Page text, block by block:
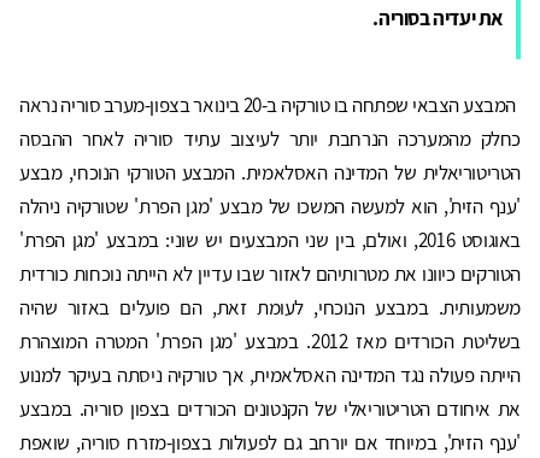
את יעדיה בסוריה.
המבצע הצבאי שפתחה בו טורקיה ב-20 בינואר בצפון-מערב סוריה נראה
כחלק מהמערכה הנרחבת יותר לעיצוב עתיד סוריה לאחר ההבסה
הטריטוריאלית של המדינה האסלאמית. המבצע הטורקי הנוכחי, מבצע
'ענף הזית', הוא למעשה המשכו של מבצע 'מגן הפרת' שטורקיה ניהלה
באוגוסט 2016, ואולם, בין שני המבצעים יש שוני: במבצע 'מגן הפרת'
הטורקים כיוונו את מטרותיהם לאזור שבו עדיין לא הייתה נוכחות כורדית
משמעותית. במבצע הנוכחי, לעומת זאת, הם פועלים באזור שהיה
בשליטת הכורדים מאז 2012. במבצע 'מגן הפרת' המטרה המוצהרת
הייתה פעולה נגד המדינה האסלאמית, אך טורקיה ניסתה בעיקר למנוע
את איחודם הטריטוריאלי של הקנטונים הכורדים בצפון סוריה. במבצע
'ענף הזית', במיוחד אם יורחב גם לפעולות בצפון-מזרח סוריה, שואפת